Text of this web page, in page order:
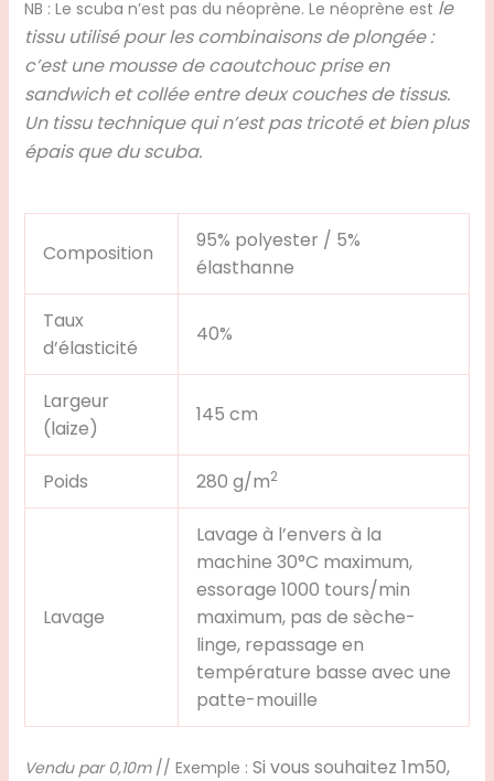
NB : Le scuba n’est pas du néoprène. Le néoprène est le
tissu utilisé pour les combinaisons de plongée :
c’est une mousse de caoutchouc prise en
sandwich et collée entre deux couches de tissus.
Un tissu technique qui n’est pas tricoté et bien plus
épais que du scuba.
Composition
95% polyester / 5%
élasthanne
Taux
d’élasticité
40%
Largeur
(laize)
145 cm
Poids 280 g/m2
Lavage
Lavage à l’envers à la
machine 30°C maximum,
essorage 1000 tours/min
maximum, pas de sèche-
linge, repassage en
température basse avec une
patte-mouille
Vendu par 0,10m// Exemple : Si vous souhaitez 1m50,